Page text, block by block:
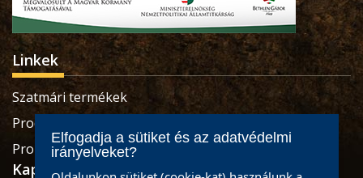
Linkek
Szatmári termékek
Produse sătmărene
Pro Economica Alapítvány
Kapcsolat
Elfogadja a sütiket és az adatvédelmi
irányelveket?